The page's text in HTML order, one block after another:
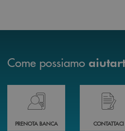
Come possiamo
Prenota il tuo appuntamento in Filiale
PRENOTA BANCA
Hai bisogno
CONTATTACI